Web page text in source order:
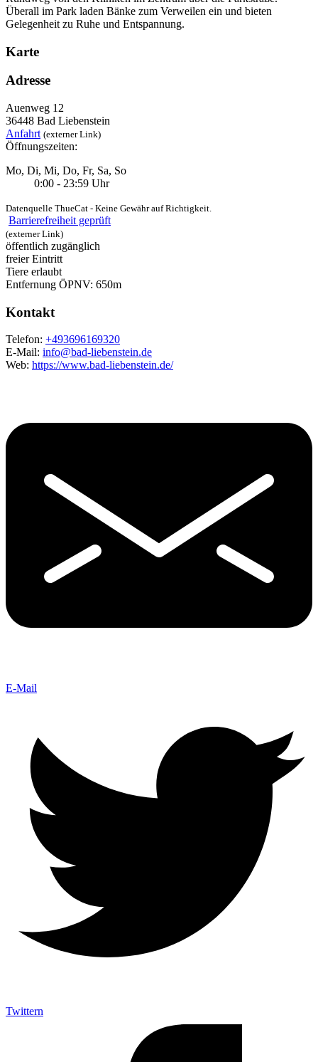
Überall im Park laden Bänke zum Verweilen ein und bieten
Gelegenheit zu Ruhe und Entspannung.
Karte
Adresse
Auenweg 12
36448 Bad Liebenstein
Anfahrt (externer Link)
Öffnungszeiten:
Mo, Di, Mi, Do, Fr, Sa, So
0:00 - 23:59 Uhr
Datenquelle ThueCat - Keine Gewähr auf Richtigkeit.
Barrierefreiheit geprüft
(externer Link)
öffentlich zugänglich
freier Eintritt
Tiere erlaubt
Entfernung ÖPNV: 650m
Kontakt
Telefon: +493696169320
E-Mail: info@bad-liebenstein.de
Web: https://www.bad-liebenstein.de/
E-Mail
Twittern